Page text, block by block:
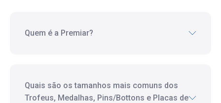
Quem é a Premiar?
Quais são os tamanhos mais comuns dos
Trofeus, Medalhas, Pins/Bottons e Placas de